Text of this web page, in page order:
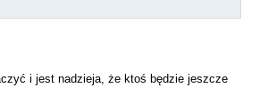
i jest nadzieja, że ktoś będzie jeszcze